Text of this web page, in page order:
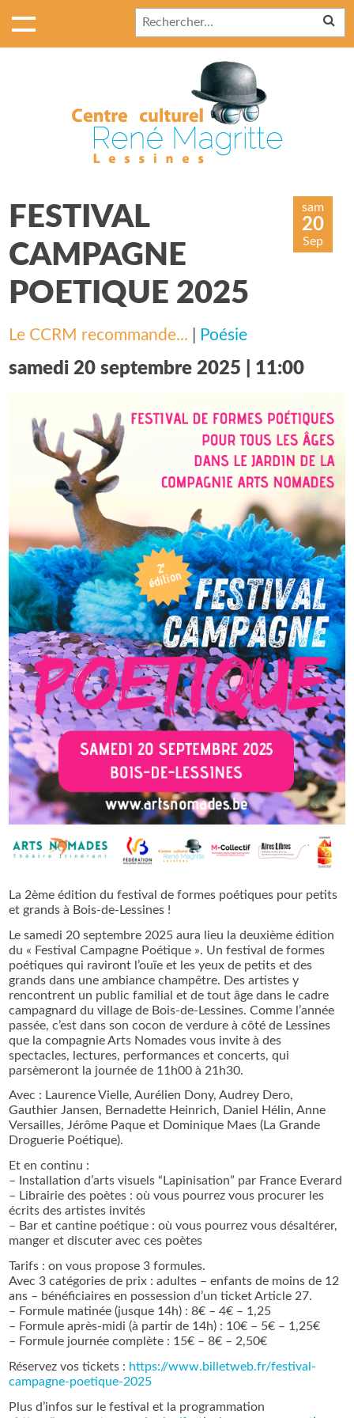
FESTIVAL
CAMPAGNE
POETIQUE 2025
sam
20
Sep
Le CCRM recommande... Poésie
samedi 20 septembre 2025 | 11:00
La 2ème édition du festival de formes poétiques pour petits
et grands à Bois-de-Lessines !
Le samedi 20 septembre 2025 aura lieu la deuxième édition
du « Festival Campagne Poétique ». Un festival de formes
poétiques qui raviront l’ouïe et les yeux de petits et des
grands dans une ambiance champêtre. Des artistes y
rencontrent un public familial et de tout âge dans le cadre
campagnard du village de Bois-de-Lessines. Comme l’année
passée, c’est dans son cocon de verdure à côté de Lessines
que la compagnie Arts Nomades vous invite à des
spectacles, lectures, performances et concerts, qui
parsèmeront la journée de 11h00 à 21h30.
Avec : Laurence Vielle, Aurélien Dony, Audrey Dero,
Gauthier Jansen, Bernadette Heinrich, Daniel Hélin, Anne
Versailles, Jérôme Paque et Dominique Maes (La Grande
Droguerie Poétique).
Et en continu :
– Installation d’arts visuels “Lapinisation” par France Everard
– Librairie des poètes : où vous pourrez vous procurer les
écrits des artistes invités
– Bar et cantine poétique : où vous pourrez vous désaltérer,
manger et discuter avec ces poètes
Tarifs : on vous propose 3 formules.
Avec 3 catégories de prix : adultes – enfants de moins de 12
ans – bénéficiaires en possession d’un ticket Article 27.
– Formule matinée (jusque 14h) : 8€ – 4€ – 1,25
– Formule après-midi (à partir de 14h) : 10€ – 5€ – 1,25€
– Formule journée complète : 15€ – 8€ – 2,50€
Réservez vos tickets : https://www.billetweb.fr/festival-
campagne-poetique-2025
Plus d’infos sur le festival et la programmation